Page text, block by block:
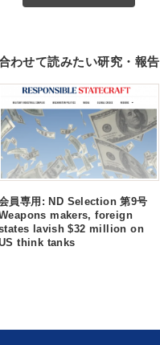
わせて読みたい研究・報告
員専用: ND Selection 第9号
makers, foreign
lavish $32 million on
think tanks